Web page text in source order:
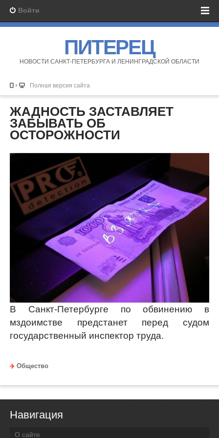
Войти
ПИТЕРЕЦ
НОВОСТИ САНКТ-ПЕТЕРБУРГА И ЛЕНИНГРАДСКОЙ ОБЛАСТИ
Полная версия сайта
ЖАДНОСТЬ ЗАСТАВЛЯЕТ
ЗАБЫВАТЬ ОБ
ОСТОРОЖНОСТИ
В Санкт-Петербурге по обвинению в
мздоимстве предстанет перед судом
государственный инспектор труда.
Общество
Навигация
О сайте